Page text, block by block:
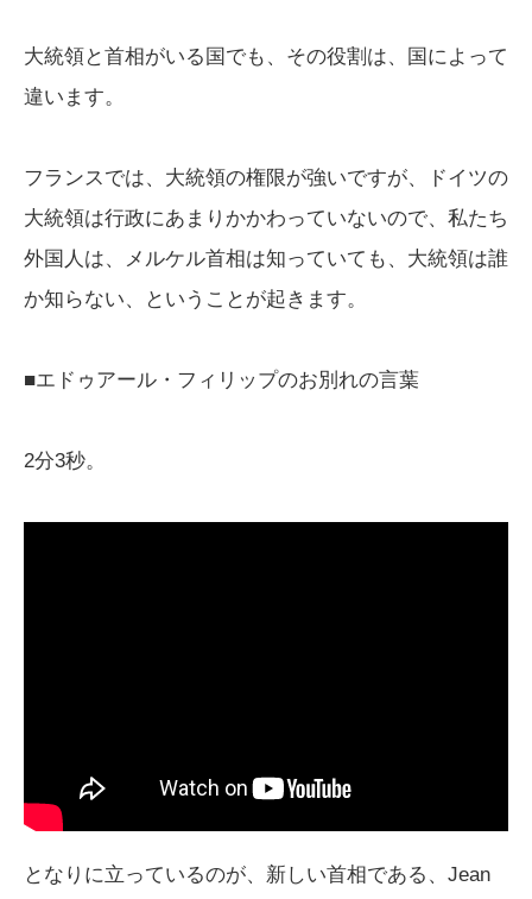
大統領と首相がいる国でも、その役割は、国によって
違います。
フランスでは、大統領の権限が強いですが、ドイツの
大統領は行政にあまりかかわっていないので、私たち
外国人は、メルケル首相は知っていても、大統領は誰
か知らない、ということが起きます。
■エドゥアール・フィリップのお別れの言葉
2分3秒。
となりに立っているのが、新しい首相である、Jean